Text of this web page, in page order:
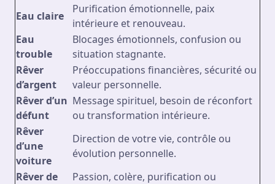
Eau claire
Purification émotionnelle, paix
intérieure et renouveau.
Eau
trouble
Blocages émotionnels, confusion ou
situation stagnante.
Rêver
d’argent
Préoccupations financières, sécurité ou
valeur personnelle.
Rêver d’un
défunt
Message spirituel, besoin de réconfort
ou transformation intérieure.
Rêver
d’une
voiture
Direction de votre vie, contrôle ou
évolution personnelle.
Rêver de
Passion, colère, purification ou